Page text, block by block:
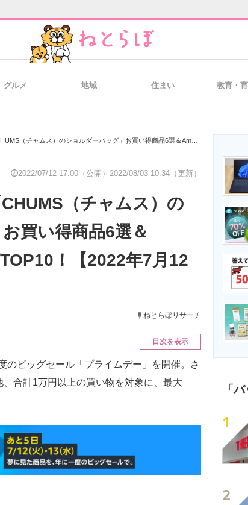
経営リーダーのコミュニ
IT製品の技術・比較・事例 製造業のIT導入・活用
エネルギーの専門メデ
グルメ 地域 住まい 教育・
ムス）のショルダーバッグ」お買い得商品6選＆AmazonランキングTOP10！【2022年7月12日】
2022/07/12 17:00（公開） 2022/08/03 10:34（更新）
（チャムス）の
買い得商品6選＆
！【2022年7月12
ねとらぼリサーチ
目次を表示
ビッグセール「プライムデー」を開催。さ
合計1万円以上の買い物を対象に、最大
「
1
2